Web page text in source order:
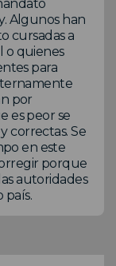
Algunos han
cursadas a
o quienes
para
por
es peor se
correctas. Se
en este
porque
autoridades
país.